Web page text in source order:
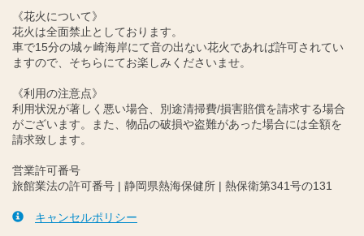
《花火について》
花火は全面禁止としております。
車で15分の城ヶ崎海岸にて音の出ない花火であれば許可されてい
ますので、そちらにてお楽しみくださいませ。
《利用の注意点》
利用状況が著しく悪い場合、別途清掃費/損害賠償を請求する場合
がございます。また、物品の破損や盗難があった場合には全額を
請求致します。
営業許可番号
旅館業法の許可番号 | 静岡県熱海保健所 | 熱保衛第341号の131
キャンセルポリシー